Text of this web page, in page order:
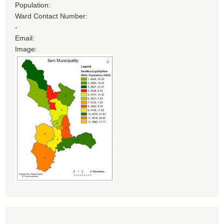
Population:
Ward Contact Number:
-
Email:
Image: